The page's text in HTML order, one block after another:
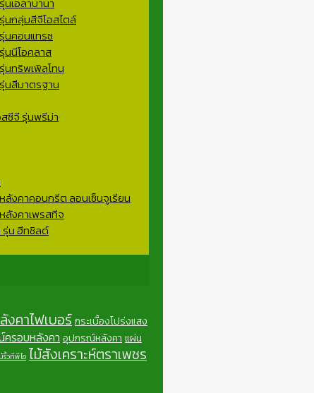
นกลุ่มสีจีโอสไตล์
นคอนแทรซ
นนีโอคลาส
นทริพเพิลโทน
นสีมาตรฐาน
สซีจี รุ่นพรีม่า
ลังคาคอนกรีต ลอนเซ็นจูเรียน
ลังคาเพรสทีจ
รุ่น ฮีทชิลด์
งคาไฟเบอร์กระเบื้องโปร่งแสง
รอบหลังคา อุปกรณ์หลังคา แผ่น
รั้วทีพีไอ ไม้สังเคราะห์ตราเพชร